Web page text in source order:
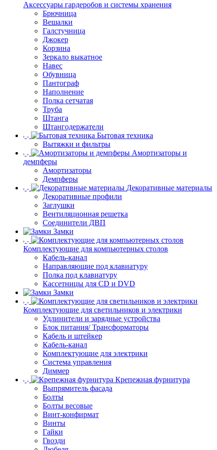
Аксессуары гардеробов и системы хранения
Брючница
Вешалки
Галстучница
Джокер
Корзина
Зеркало выкатное
Навес
Обувница
Пантограф
Наполнение
Полка сетчатая
Труба
Штанга
Штангодержатели
Бытовая техника
Вытяжки и фильтры
Амортизаторы и
демпферы
Амортизаторы
Демпферы
Декоративные материалы
Декоративные профили
Заглушки
Вентиляционная решетка
Соединители ДВП
Замки
Комплектующие для компьютерных столов
Кабель-канал
Направляющие под клавиатуру
Полка под клавиатуру
Кассетницы для CD и DVD
Замки
Комплектующие для светильников и электрики
Удлинители и зарядные устройства
Блок питания/ Трансформаторы
Кабель и штейкер
Кабель-канал
Комплектующие для электрики
Система управления
Диммер
Крепежная фурнитура
Выпрямитель фасада
Болты
Болты весовые
Винт-конфирмат
Винты
Гайки
Гвозди